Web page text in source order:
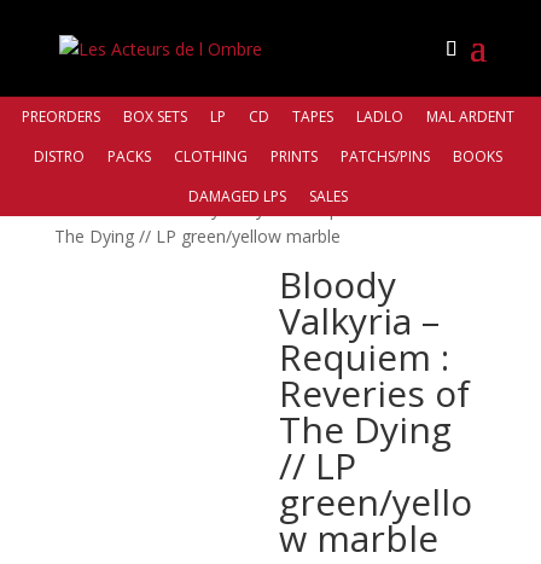
PREORDERS BOX SETS LP CD TAPES LADLO
MAL ARDENT
DISTRO
PACKS CLOTHING PRINTS PATCHS/PINS
BOOKS
DAMAGED LPS
SALES
/ Bloody Valkyria – Requiem : Reveries of
The Dying // LP green/yellow marble
Bloody
Valkyria –
Requiem :
Reveries of
The Dying
// LP
green/yello
w marble